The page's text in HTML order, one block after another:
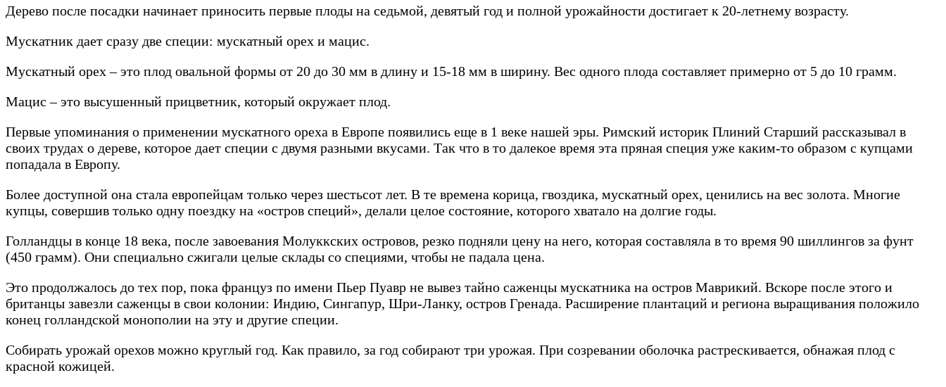
Дерево после посадки начинает приносить первые плоды на седьмой, девятый год и полной урожайности достигает к 20-летнему возрасту.
Мускатник дает сразу две специи: мускатный орех и мацис.
Мускатный орех – это плод овальной формы от 20 до 30 мм в длину и 15-18 мм в ширину. Вес одного плода составляет примерно от 5 до 10 грамм.
Мацис – это высушенный прицветник, который окружает плод.
Первые упоминания о применении мускатного ореха в Европе появились еще в 1 веке нашей эры. Римский историк Плиний Старший рассказывал в
своих трудах о дереве, которое дает специи с двумя разными вкусами. Так что в то далекое время эта пряная специя уже каким-то образом с купцами
попадала в Европу.
Более доступной она стала европейцам только через шестьсот лет. В те времена корица, гвоздика, мускатный орех, ценились на вес золота. Многие
купцы, совершив только одну поездку на «остров специй», делали целое состояние, которого хватало на долгие годы.
Голландцы в конце 18 века, после завоевания Молуккских островов, резко подняли цену на него, которая составляла в то время 90 шиллингов за фунт
(450 грамм). Они специально сжигали целые склады со специями, чтобы не падала цена.
Это продолжалось до тех пор, пока француз по имени Пьер Пуавр не вывез тайно саженцы мускатника на остров Маврикий. Вскоре после этого и
британцы завезли саженцы в свои колонии: Индию, Сингапур, Шри-Ланку, остров Гренада. Расширение плантаций и региона выращивания положило
конец голландской монополии на эту и другие специи.
Собирать урожай орехов можно круглый год. Как правило, за год собирают три урожая. При созревании оболочка растрескивается, обнажая плод с
красной кожицей.